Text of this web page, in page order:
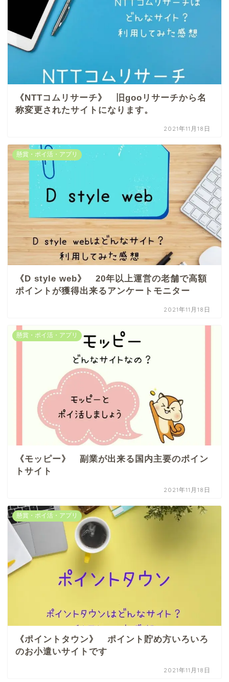
《NTTコムリサーチ》 旧gooリサーチから名
称変更されたサイトになります。
2021年11月18日
懸賞・ポイ活・アプリ
《D style web》 20年以上運営の老舗で高額
ポイントが獲得出来るアンケートモニター
2021年11月18日
懸賞・ポイ活・アプリ
《モッピー》 副業が出来る国内主要のポイン
トサイト
2021年11月18日
懸賞・ポイ活・アプリ
《ポイントタウン》 ポイント貯め方いろいろ
のお小遣いサイトです
2021年11月18日